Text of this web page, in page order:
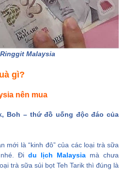
Malaysia
gì?
nên mua
Boh – thứ đồ uống độc đáo của
mới là “kinh đô” của các loại trà sữa
Đi du lịch Malaysia mà chưa
trà sữa sủi bọt Teh Tarik thì đúng là